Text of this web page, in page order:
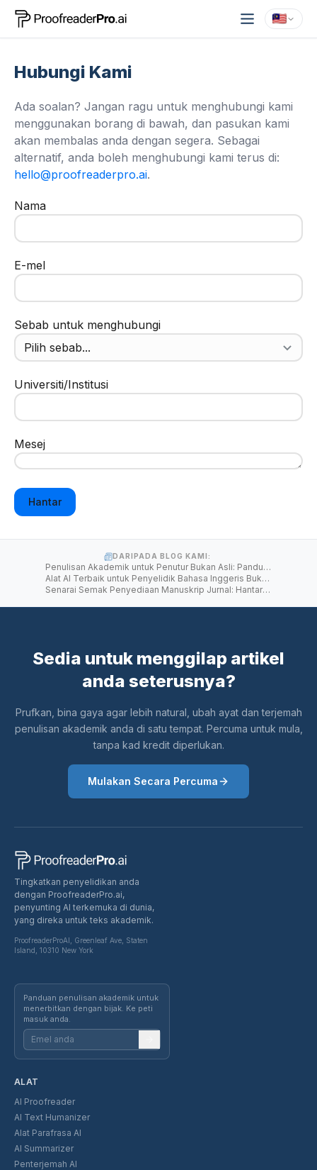
Hubungi Kami
Ada soalan? Jangan ragu untuk menghubungi kami
menggunakan borang di bawah, dan pasukan kami
akan membalas anda dengan segera. Sebagai
alternatif, anda boleh menghubungi kami terus di:
hello@proofreaderpro.ai.
Nama
E-mel
Sebab untuk menghubungi
Universiti/Institusi
Mesej
Hantar
DARIPADA BLOG KAMI:
Penulisan Akademik untuk Penutur Bukan Asli: Panduan Praktikal
Alat AI Terbaik untuk Penyelidik Bahasa Inggeris Bukan Penutur Asli pada 2026
Senarai Semak Penyediaan Manuskrip Jurnal: Hantar dengan Keyakinan
Sedia untuk menggilap artikel
anda seterusnya?
Prufkan, bina gaya agar lebih natural, ubah ayat dan terjemah
penulisan akademik anda di satu tempat. Percuma untuk mula,
tanpa kad kredit diperlukan.
Mulakan Secara Percuma
Tingkatkan penyelidikan anda
dengan ProofreaderPro.ai,
penyunting AI terkemuka di dunia,
yang direka untuk teks akademik.
ProofreaderProAI, Greenleaf Ave, Staten
Island, 10310 New York
Panduan penulisan akademik untuk
menerbitkan dengan bijak. Ke peti
masuk anda.
ALAT
AI Proofreader
AI Text Humanizer
Alat Parafrasa AI
AI Summarizer
Penterjemah AI